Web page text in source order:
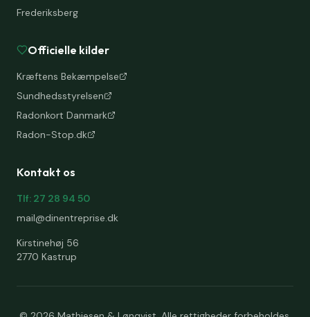
Frederiksberg
Officielle kilder
Kræftens Bekæmpelse
Sundhedsstyrelsen
Radonkort Danmark
Radon-Stop.dk
Kontakt os
Tlf: 27 28 94 50
mail@dinentreprise.dk
Kirstinehøj 56
2770 Kastrup